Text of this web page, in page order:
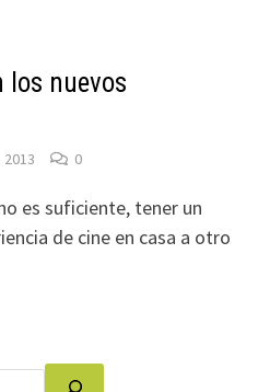
los nuevos
2013 0
es suficiente, tener un
de cine en casa a otro